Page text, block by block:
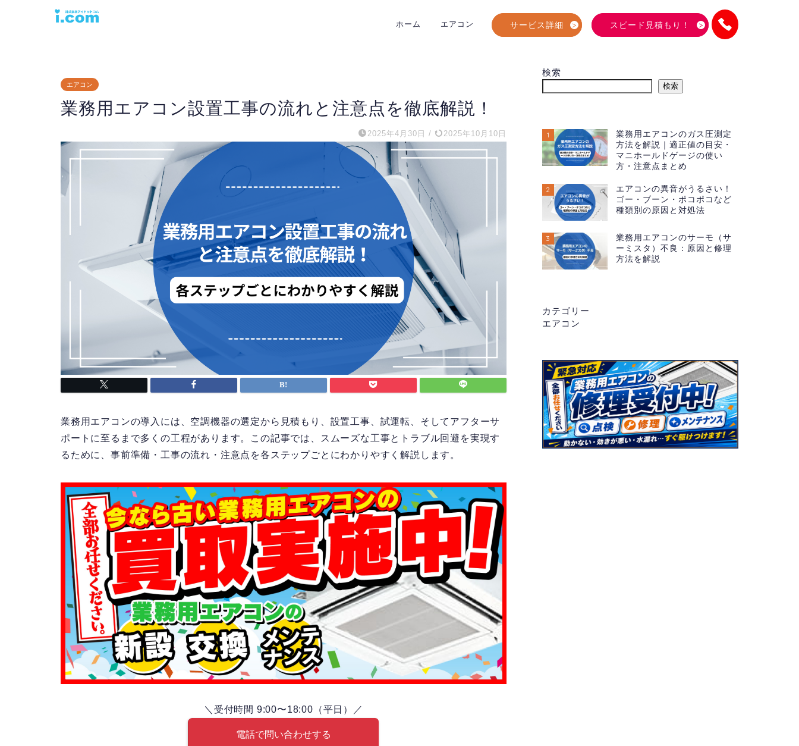
ホーム エアコン サービス詳細 スピード見積もり！
エアコン
業務用エアコン設置工事の流れと注意点を徹底解説！
2025年4月30日 / 2025年10月10日
業務用エアコンの導入には、空調機器の選定から見積もり、設置工事、試運転、そしてアフターサ
ポートに至るまで多くの工程があります。この記事では、 スムーズな工事とトラブル回避を実現す
るために、事前準備・工事の流れ・注意点を各ステップごとにわかりやすく解説 します。
＼受付時間 9:00〜18:00（平日）／
電話で問い合わせする
検索
検索
1
業務用エアコンのガス圧測定
方法を解説｜適正値の目安・
マニホールドゲージの使い
方・注意点まとめ
2
エアコンの異音がうるさい！
ゴー・ブーン・ポコポコなど
種類別の原因と対処法
3
業務用エアコンのサーモ（サ
ーミスタ）不良：原因と修理
方法を解説
カテゴリー
エアコン